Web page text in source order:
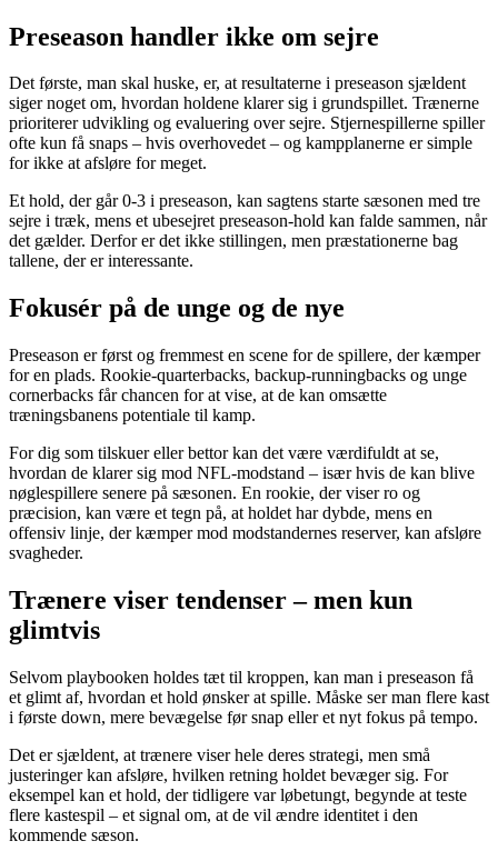
Preseason handler ikke om sejre
Det første, man skal huske, er, at resultaterne i preseason sjældent
siger noget om, hvordan holdene klarer sig i grundspillet. Trænerne
prioriterer udvikling og evaluering over sejre. Stjernespillerne spiller
ofte kun få snaps – hvis overhovedet – og kampplanerne er simple
for ikke at afsløre for meget.
Et hold, der går 0-3 i preseason, kan sagtens starte sæsonen med tre
sejre i træk, mens et ubesejret preseason-hold kan falde sammen, når
det gælder. Derfor er det ikke stillingen, men præstationerne bag
tallene, der er interessante.
Fokusér på de unge og de nye
Preseason er først og fremmest en scene for de spillere, der kæmper
for en plads. Rookie-quarterbacks, backup-runningbacks og unge
cornerbacks får chancen for at vise, at de kan omsætte
træningsbanens potentiale til kamp.
For dig som tilskuer eller bettor kan det være værdifuldt at se,
hvordan de klarer sig mod NFL-modstand – især hvis de kan blive
nøglespillere senere på sæsonen. En rookie, der viser ro og
præcision, kan være et tegn på, at holdet har dybde, mens en
offensiv linje, der kæmper mod modstandernes reserver, kan afsløre
svagheder.
Trænere viser tendenser – men kun
glimtvis
Selvom playbooken holdes tæt til kroppen, kan man i preseason få
et glimt af, hvordan et hold ønsker at spille. Måske ser man flere kast
i første down, mere bevægelse før snap eller et nyt fokus på tempo.
Det er sjældent, at trænere viser hele deres strategi, men små
justeringer kan afsløre, hvilken retning holdet bevæger sig. For
eksempel kan et hold, der tidligere var løbetungt, begynde at teste
flere kastespil – et signal om, at de vil ændre identitet i den
kommende sæson.